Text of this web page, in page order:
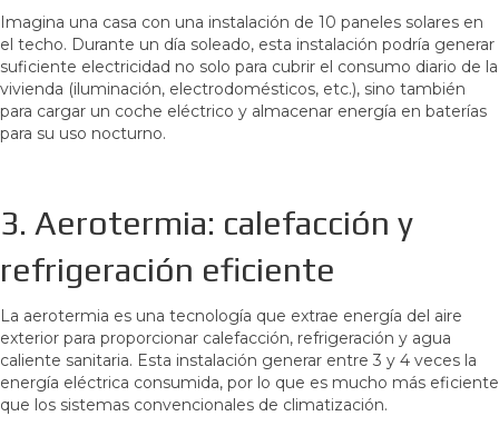
Imagina una casa con una instalación de 10 paneles solares en
el techo. Durante un día soleado, esta instalación podría generar
suficiente electricidad no solo para cubrir el consumo diario de la
vivienda (iluminación, electrodomésticos, etc.), sino también
para cargar un coche eléctrico y almacenar energía en baterías
para su uso nocturno.
3. Aerotermia: calefacción y
refrigeración eficiente
La aerotermia es una tecnología que extrae energía del aire
exterior para proporcionar calefacción, refrigeración y agua
caliente sanitaria. Esta instalación generar entre 3 y 4 veces la
energía eléctrica consumida, por lo que es mucho más eficiente
que los sistemas convencionales de climatización.